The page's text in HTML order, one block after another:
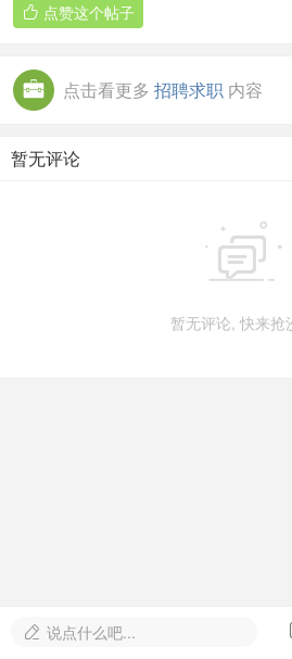
 点赞这个帖子
点击看更多 招聘求职 内容
暂无评论

暂无评论, 快来抢
 说点什么吧...